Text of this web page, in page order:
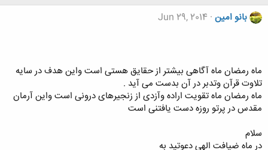
بانو امین Jun 29, 2014
ماه رمضان ماه آگاهی بیشتر از حقایق هستی است واین هدف در سایه
تلاوت قرآن وتدبر در آن بدست می آید .
ماه رمضان ماه تقویت اراده وآزدی از زنجیرهای درونی است واین آرمان
مقدس در پرتو روزه دست یافتنی است
سلام
در ماه ضیافت الهی دعوتید به